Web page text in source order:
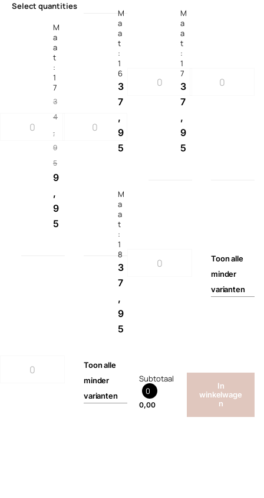
Select quantities
M
a
a
t
:
1
7
3
4
,
9
5
9
,
9
5
Toonalle
minder
varianten
M
a
a
t
:
1
6
3
7
,
9
5
M
a
a
t
:
1
7
3
7
,
9
5
M
a
a
t
:
1
8
3
7
,
9
5
Toonalle
minder
varianten
Subtotaal
0
0,00
In
winkelwage
n